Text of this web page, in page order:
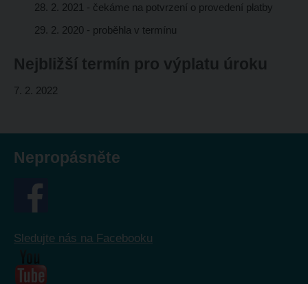
28. 2. 2021 - čekáme na potvrzení o provedení platby
29. 2. 2020 - proběhla v termínu
Nejbližší termín pro výplatu úroku
7. 2. 2022
Nepropásněte
Sledujte nás na Facebooku